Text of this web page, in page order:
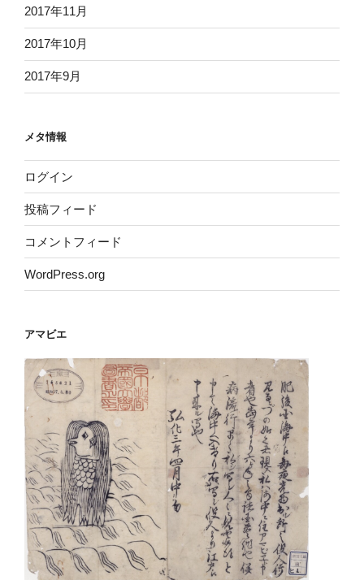
2017年11月
2017年10月
2017年9月
メタ情報
ログイン
投稿フィード
コメントフィード
WordPress.org
アマビエ